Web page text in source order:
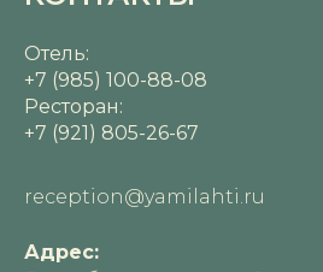
Отель:
+7 (985) 100-88-08
Ресторан:
+7 (921) 805-26-67
reception@yamilahti.ru
Адрес: